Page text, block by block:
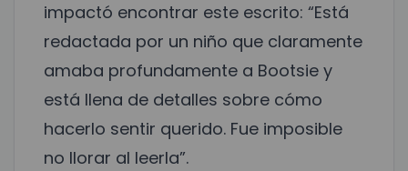
impactó encontrar este escrito: “Está
redactada por un niño que claramente
amaba profundamente a Bootsie y
está llena de detalles sobre cómo
hacerlo sentir querido. Fue imposible
no llorar al leerla”.